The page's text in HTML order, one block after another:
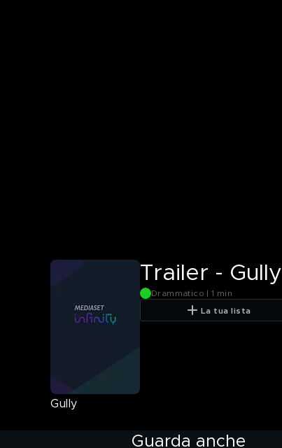
Trailer - Gully
Drammatico | 1 min
La tua lista
Gully
Guarda anche